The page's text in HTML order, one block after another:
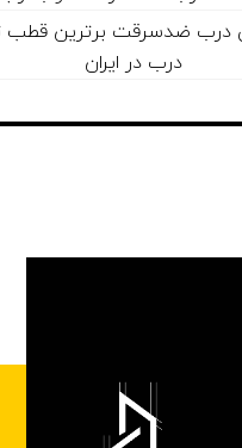
درب ضدسرقت برترین قطب
درب در ایران